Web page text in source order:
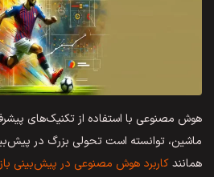
هوش مصنوعی با استفاده از تکنیک‌های
ماشین، توانسته است تحولی بزرگ در
همانندکاربرد هوش مصنوعی در پیش‌بینی